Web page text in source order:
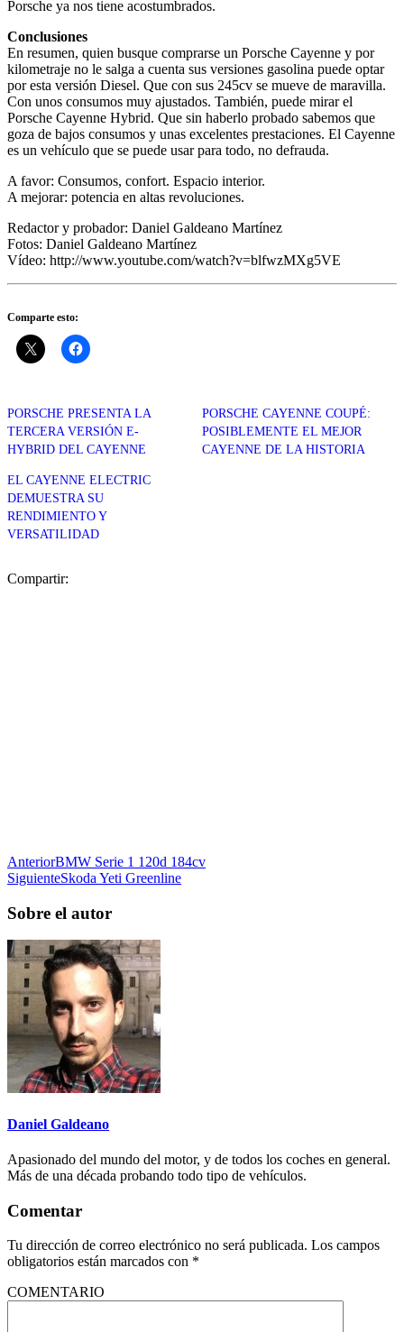
Porsche ya nos tiene acostumbrados.
Conclusiones
En resumen, quien busque comprarse un Porsche Cayenne y por
kilometraje no le salga a cuenta sus versiones gasolina puede optar
por esta versión Diesel. Que con sus 245cv se mueve de maravilla.
Con unos consumos muy ajustados. También, puede mirar el
Porsche Cayenne Hybrid. Que sin haberlo probado sabemos que
goza de bajos consumos y unas excelentes prestaciones. El Cayenne
es un vehículo que se puede usar para todo, no defrauda.
A favor: Consumos, confort. Espacio interior.
A mejorar: potencia en altas revoluciones.
Redactor y probador: Daniel Galdeano Martínez
Fotos: Daniel Galdeano Martínez
Vídeo: http://www.youtube.com/watch?v=blfwzMXg5VE
Comparte esto:
PORSCHE PRESENTA LA
TERCERA VERSIÓN E-
HYBRID DEL CAYENNE
PORSCHE CAYENNE COUPÉ:
POSIBLEMENTE EL MEJOR
CAYENNE DE LA HISTORIA
EL CAYENNE ELECTRIC
DEMUESTRA SU
RENDIMIENTO Y
VERSATILIDAD
Compartir:
AnteriorBMW Serie 1 120d 184cv
SiguienteSkoda Yeti Greenline
Sobre el autor
Daniel Galdeano
Apasionado del mundo del motor, y de todos los coches en general.
Más de una década probando todo tipo de vehículos.
Comentar
Tu dirección de correo electrónico no será publicada. Los campos
obligatorios están marcados con *
COMENTARIO